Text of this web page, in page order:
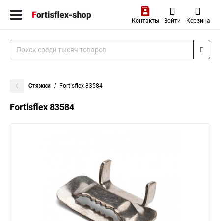
Контакты Войти Корзина
Стяжки Fortisflex 83584
Fortisflex 83584